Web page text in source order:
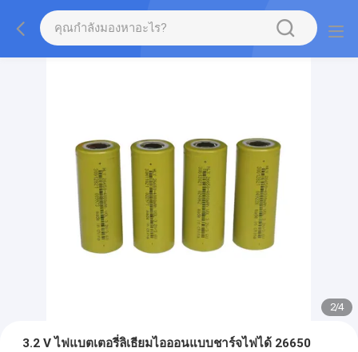
2/4
3.2 V ไฟแบตเตอรี่ลิเธียมไอออนแบบชาร์จไฟได้ 26650